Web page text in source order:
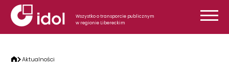
Przejdź do treści
Wszystko o transporcie publicznym
w regionie Libereckim
Aktualności